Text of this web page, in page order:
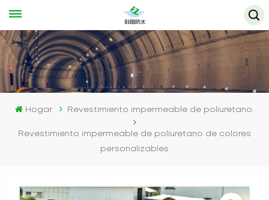
Hogar Revestimiento impermeable de poliuretano.
Revestimiento impermeable de poliuretano de colores
personalizables